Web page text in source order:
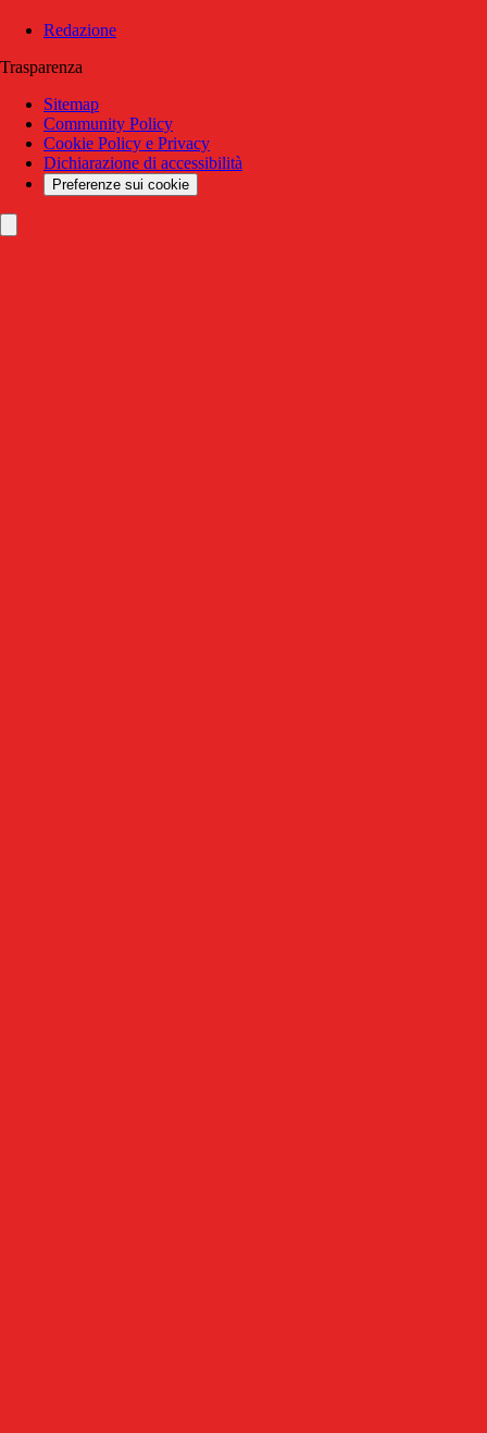
Redazione
Trasparenza
Sitemap
Community Policy
Cookie Policy e Privacy
Dichiarazione di accessibilità
Preferenze sui cookie